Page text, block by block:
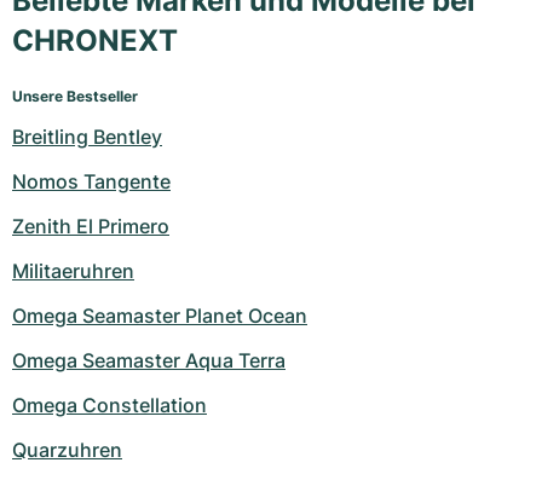
CHRONEXT
Unsere Bestseller
Breitling Bentley
Nomos Tangente
Zenith El Primero
Militaeruhren
Omega Seamaster Planet Ocean
Omega Seamaster Aqua Terra
Omega Constellation
Quarzuhren